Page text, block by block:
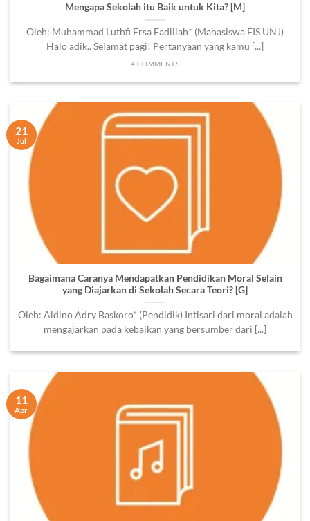
Mengapa Sekolah itu Baik untuk Kita? [M]
Oleh: Muhammad Luthfi Ersa Fadillah* (Mahasiswa FIS UNJ)
Halo adik.. Selamat pagi! Pertanyaan yang kamu [...]
4 COMMENTS
Bagaimana Caranya Mendapatkan Pendidikan Moral Selain
yang Diajarkan di Sekolah Secara Teori? [G]
Oleh: Aldino Adry Baskoro* (Pendidik) Intisari dari moral adalah
mengajarkan pada kebaikan yang bersumber dari [...]
21
Jul
11
Apr